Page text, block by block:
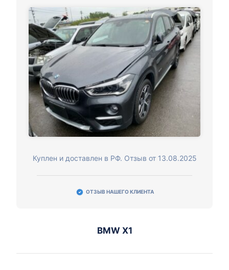
Куплен и доставлен в РФ. Отзыв от 13.08.2025
ОТЗЫВ НАШЕГО КЛИЕНТА
BMW X1